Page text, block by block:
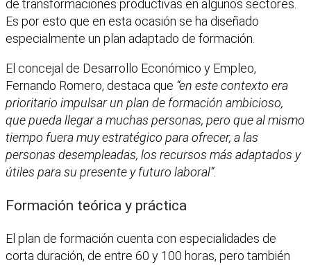
de transformaciones productivas en algunos sectores.
Es por esto que en esta ocasión se ha diseñado
especialmente un plan adaptado de formación.
El concejal de Desarrollo Económico y Empleo,
Fernando Romero, destaca que “en este contexto era
prioritario impulsar un plan de formación ambicioso,
que pueda llegar a muchas personas, pero que al mismo
tiempo fuera muy estratégico para ofrecer, a las
personas desempleadas, los recursos más adaptados y
útiles para su presente y futuro laboral”.
Formación teórica y práctica
El plan de formación cuenta con especialidades de
corta duración, de entre 60 y 100 horas, pero también